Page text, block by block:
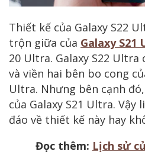
Thiết kế của Galaxy S22
trộn giữa của Galaxy S21
20 Ultra. Galaxy S22 Ultra
và viền hai bên bo cong
Ultra. Nhưng bên cạnh
của Galaxy S21 Ultra.
đáo về thiết kế này hay
Đọc thêm: Lịch sử